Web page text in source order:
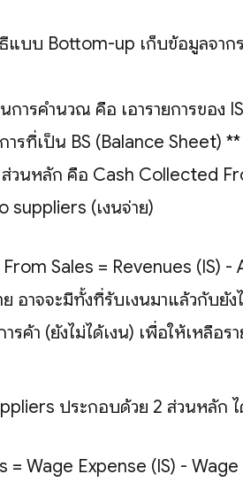
ธีแบบ Bottom-up เก็บข้อมูลจาก
การคำนวณ คือ เอารายการของ
ารที่เป็น BS (Balance Sheet) **
ส่วนหลัก คือ Cash Collected
suppliers (เงินจ่าย)
Sales = Revenues (IS) -
ย อาจจะมีทั้งที่รับเงินมาแล้วกับยั
รค้า (ยังไม่ได้เงิน) เพื่อให้เหลือร
ประกอบด้วย 2 ส่วนหลัก
= Wage Expense (IS) - Wage